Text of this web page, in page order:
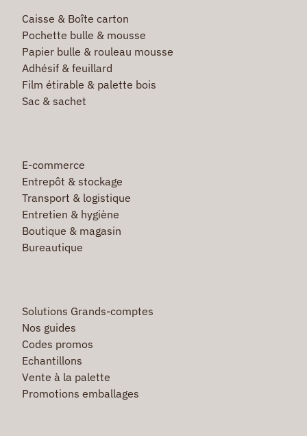
Caisse & Boîte carton
Pochette bulle & mousse
Papier bulle & rouleau mousse
Adhésif & feuillard
Film étirable & palette bois
Sac & sachet
E-commerce
Entrepôt & stockage
Transport & logistique
Entretien & hygiène
Boutique & magasin
Bureautique
Solutions Grands-comptes
Nos guides
Codes promos
Echantillons
Vente à la palette
Promotions emballages